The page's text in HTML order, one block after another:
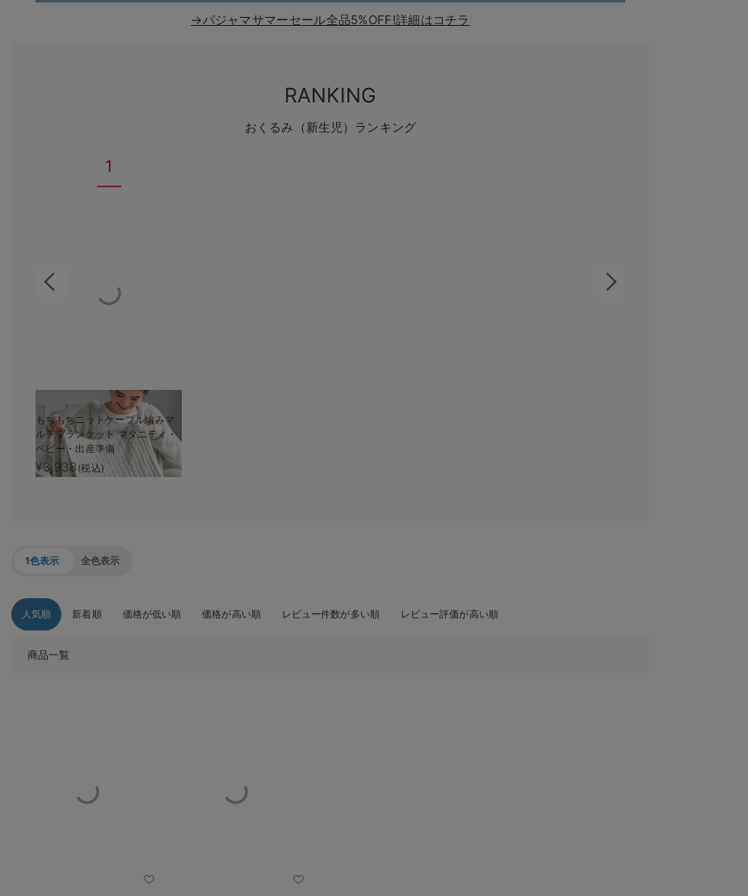
→パジャマサマーセール全品5%OFF!詳細はコチラ
RANKING
おくるみ（新生児）ランキング
1
もちもちニットケーブル編みマ
ルチブランケット マタニティ・
ベビー・出産準備
¥3,938 (税込)
1色表示 全色表示
人気順 新着順 価格が低い順 価格が高い順 レビュー件数が多い順 レビュー評価が高い順
商品一覧